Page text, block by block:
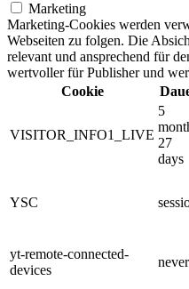
Marketing
Marketing-Cookies werden
Webseiten zu folgen. Die
relevant und ansprechend für
wertvoller für Publisher und
Cookie
VISITOR_INFO1_LIVE
5
27
days
YSC
yt-remote-connected-
devices
never